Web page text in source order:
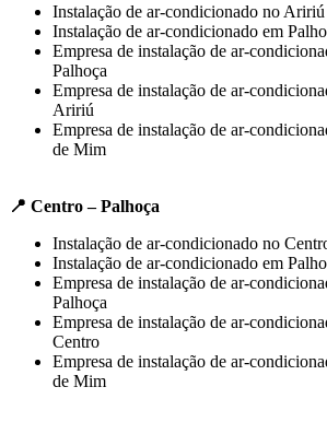
Instalação de ar-condicionado no Aririú
Instalação de ar-condicionado em
Empresa de instalação de ar-
Palhoça
Empresa de instalação de ar-
Aririú
Empresa de instalação de ar-
de Mim
📍 Centro – Palhoça
Instalação de ar-condicionado no
Instalação de ar-condicionado em
Empresa de instalação de ar-
Palhoça
Empresa de instalação de ar-
Centro
Empresa de instalação de ar-
de Mim